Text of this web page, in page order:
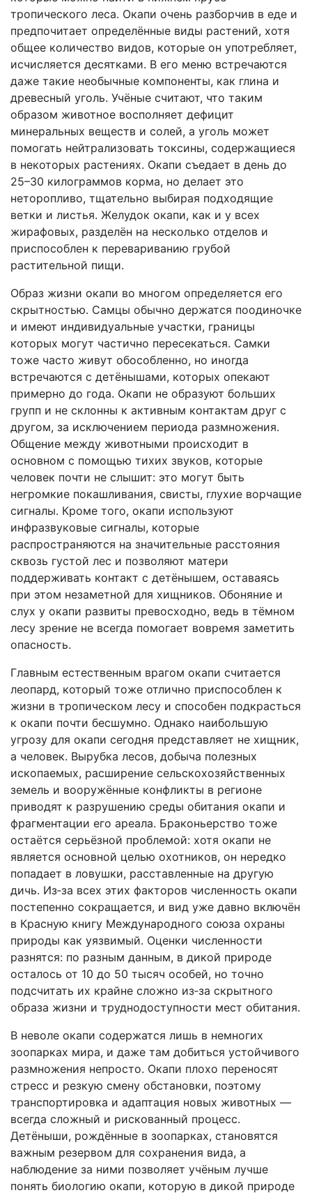
тропического леса. Окапи очень разборчив в еде и
предпочитает определённые виды растений, хотя
общее количество видов, которые он употребляет,
исчисляется десятками. В его меню встречаются
даже такие необычные компоненты, как глина и
древесный уголь. Учёные считают, что таким
образом животное восполняет дефицит
минеральных веществ и солей, а уголь может
помогать нейтрализовать токсины, содержащиеся
в некоторых растениях. Окапи съедает в день до
25–30 килограммов корма, но делает это
неторопливо, тщательно выбирая подходящие
ветки и листья. Желудок окапи, как и у всех
жирафовых, разделён на несколько отделов и
приспособлен к перевариванию грубой
растительной пищи.
Образ жизни окапи во многом определяется его
скрытностью. Самцы обычно держатся поодиночке
и имеют индивидуальные участки, границы
которых могут частично пересекаться. Самки
тоже часто живут обособленно, но иногда
встречаются с детёнышами, которых опекают
примерно до года. Окапи не образуют больших
групп и не склонны к активным контактам друг с
другом, за исключением периода размножения.
Общение между животными происходит в
основном с помощью тихих звуков, которые
человек почти не слышит: это могут быть
негромкие покашливания, свисты, глухие ворчащие
сигналы. Кроме того, окапи используют
инфразвуковые сигналы, которые
распространяются на значительные расстояния
сквозь густой лес и позволяют матери
поддерживать контакт с детёнышем, оставаясь
при этом незаметной для хищников. Обоняние и
слух у окапи развиты превосходно, ведь в тёмном
лесу зрение не всегда помогает вовремя заметить
опасность.
Главным естественным врагом окапи считается
леопард, который тоже отлично приспособлен к
жизни в тропическом лесу и способен подкрасться
к окапи почти бесшумно. Однако наибольшую
угрозу для окапи сегодня представляет не хищник,
а человек. Вырубка лесов, добыча полезных
ископаемых, расширение сельскохозяйственных
земель и вооружённые конфликты в регионе
приводят к разрушению среды обитания окапи и
фрагментации его ареала. Браконьерство тоже
остаётся серьёзной проблемой: хотя окапи не
является основной целью охотников, он нередко
попадает в ловушки, расставленные на другую
дичь. Из‑за всех этих факторов численность окапи
постепенно сокращается, и вид уже давно включён
в Красную книгу Международного союза охраны
природы как уязвимый. Оценки численности
разнятся: по разным данным, в дикой природе
осталось от 10 до 50 тысяч особей, но точно
подсчитать их крайне сложно из‑за скрытного
образа жизни и труднодоступности мест обитания.
В неволе окапи содержатся лишь в немногих
зоопарках мира, и даже там добиться устойчивого
размножения непросто. Окапи плохо переносят
стресс и резкую смену обстановки, поэтому
транспортировка и адаптация новых животных —
всегда сложный и рискованный процесс.
Детёныши, рождённые в зоопарках, становятся
важным резервом для сохранения вида, а
наблюдение за ними позволяет учёным лучше
понять биологию окапи, которую в дикой природе